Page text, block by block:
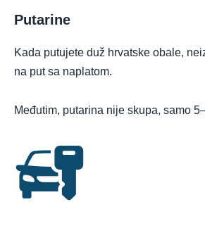
Putarine
Kada putujete duž hrvatske obale,
na put sa naplatom.
Međutim, putarina nije skupa, samo